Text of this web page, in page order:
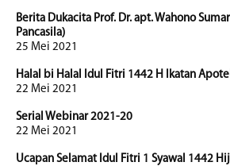
Berita Dukacita Prof. Dr. apt. Wahono
Pancasila)
25 Mei 2021
Halal bi Halal Idul Fitri 1442 H Ikatan
22 Mei 2021
Serial Webinar 2021-20
22 Mei 2021
Ucapan Selamat Idul Fitri 1 Syawal 1442